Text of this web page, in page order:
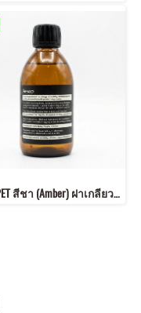
ขวด PET สีชา (Amber) ฝาเกลียว สีดำ ทรงกลม / บ่ามน